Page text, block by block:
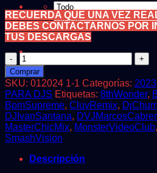
Buscar
por:
RECUERDA QUE UNA VEZ
DEBES CONTACTARNOS POR
TUS DESCARGAS
MEMBRESIA
ENERO
2024
cantidad
Comprar
SKU: 012024 1-1 Categorías: 2023
PARA DJS Etiquetas: 8thWonder,
BpmSupreme, CluvRemix,
DJIvanSantana,
MasterChicMix, MonsterVideoClub,
SmashVision
Descripción